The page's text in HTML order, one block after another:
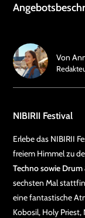
NIBIRII Festival
Erlebe das NIBIRII
freiem Himmel zu
Techno sowie Drum
sechsten Mal
eine fantastische
Kobosil, Holy
Von